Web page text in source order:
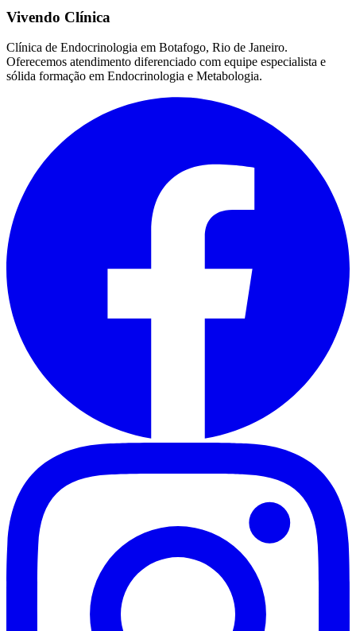
Vivendo Clínica
Clínica de Endocrinologia em Botafogo, Rio de Janeiro.
Oferecemos atendimento diferenciado com equipe especialista e
sólida formação em Endocrinologia e Metabologia.